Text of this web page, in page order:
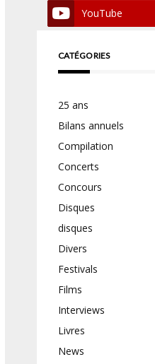
YouTube
CATÉGORIES
25 ans
Bilans annuels
Compilation
Concerts
Concours
Disques
disques
Divers
Festivals
Films
Interviews
Livres
News